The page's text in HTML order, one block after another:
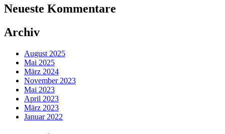
Neueste Kommentare
Archiv
August 2025
Mai 2025
März 2024
November 2023
Mai 2023
April 2023
März 2023
Januar 2022